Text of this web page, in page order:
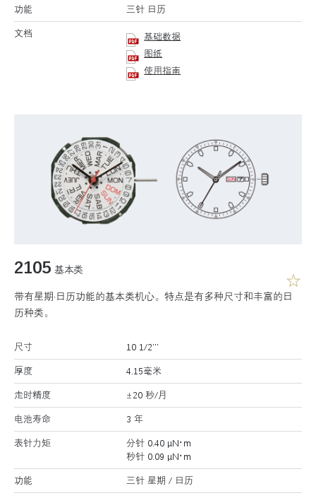
功能 三针 日历
文档
基础数据
图纸
使用指南
2105 基本类
带有星期·日历功能的基本类机心。特点是有多种尺寸和丰富的日
历种类。
尺寸 10 1/2’’’
厚度 4.15毫米
走时精度 ±20 秒/月
电池寿命 3 年
表针力矩
分针 0.40 μN･m
秒针 0.09 μN･m
功能 三针 星期 / 日历